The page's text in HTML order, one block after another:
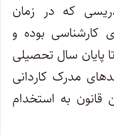
که در زمان
کارشناسی بوده و
پایان سال تحصیلی
واحدهای مدرک کاردانی
ماده (۳) این قانون به استخدام